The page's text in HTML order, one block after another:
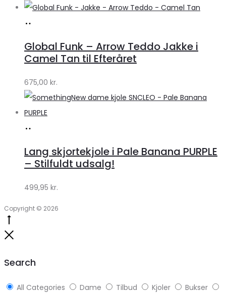
Lykke
Lykke
Global Funk – Arrow Teddo Jakke i
Camel Tan til Efteråret
675,00 kr.
Klædeskabet.dk
Lang skjortekjole i Pale Banana PURPLE
– Stilfuldt udsalg!
499,95 kr.
Copyright © 2026
Search
All Categories Dame Tilbud Kjoler
Bukser